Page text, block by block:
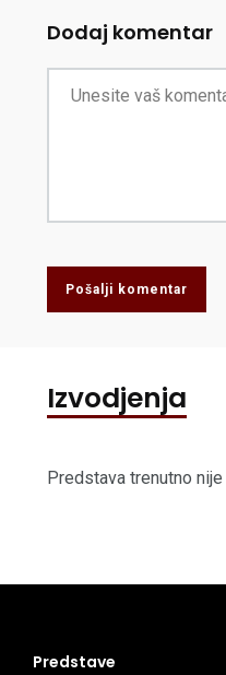
Dodaj komentar
Pošalji komentar
Izvodjenja
Predstava trenutno
Predstave